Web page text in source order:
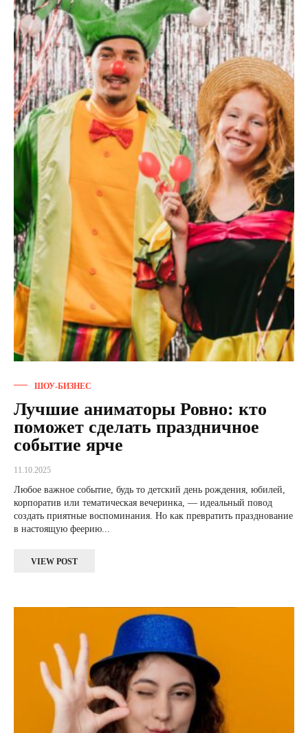
ШОУ-БИЗНЕС
Лучшие аниматоры Ровно: кто
поможет сделать праздничное
событие ярче
11.10.2025
Любое важное событие, будь то детский день рождения, юбилей,
корпоратив или тематическая вечеринка, — идеальный повод
создать приятные воспоминания. Но как превратить празднование
в настоящую феерию...
VIEW POST